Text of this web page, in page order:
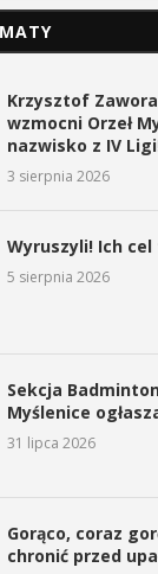
Krzysztof
wzmocni Orzeł
nazwisko z IV
3 sierpnia 2026
Wyruszyli! Ich cel
5 sierpnia 2026
Sekcja
Myślenice
31 lipca 2026
Gorąco, coraz
chronić przed